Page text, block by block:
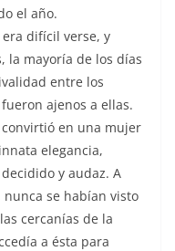
el año.
difícil verse, y
la mayoría de los días
entre los
ajenos a ellas.
convirtió en una mujer
elegancia,
y audaz. A
nunca se habían visto
cercanías de la
a ésta para